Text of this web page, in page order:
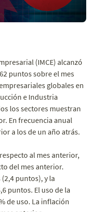
(IMCE) alcanzó
puntos sobre el mes
globales en
e Industria
los sectores muestran
En frecuencia anual
a los de un año atrás.
al mes anterior,
del mes anterior.
puntos), y la
puntos. El uso de la
de uso. La inflación